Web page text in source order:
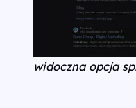
widoczna opcja